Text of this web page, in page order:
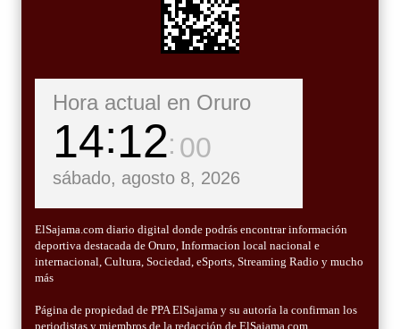
Hora actual en Oruro
14 12 01
sábado, agosto 8, 2026
ElSajama.com diario digital donde podrás encontrar información
deportiva destacada de Oruro, Informacion local nacional e
internacional, Cultura, Sociedad, eSports, Streaming Radio y mucho
más
Página de propiedad de PPA ElSajama y su autoría la confirman los
periodistas y miembros de la redacción de ElSajama.com